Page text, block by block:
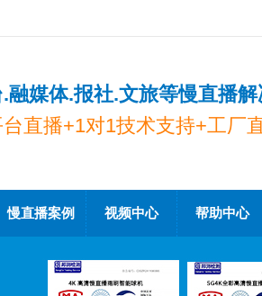
融媒体.报社.文旅等慢直播
直播+1对1技术支持+工厂
慢直播案例 视频中心 帮助中心